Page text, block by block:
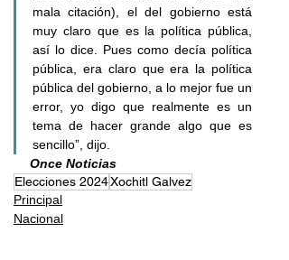
mala citación), el del gobierno está
muy claro que es la política pública,
así lo dice. Pues como decía política
pública, era claro que era la política
pública del gobierno, a lo mejor fue un
error, yo digo que realmente es un
tema de hacer grande algo que es
sencillo”, dijo.
Once Noticias
Elecciones 2024Xochitl Galvez
Principal
Nacional